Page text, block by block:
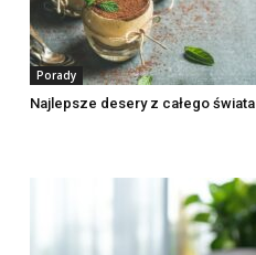
Porady
Najlepsze desery z całego świata